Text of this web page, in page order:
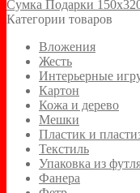
Сумка Подарки
Категории товаров
Вложения
Жесть
Интерьерные
Картон
Кожа и дерево
Мешки
Пластик и
Текстиль
Упаковка из
Фанера